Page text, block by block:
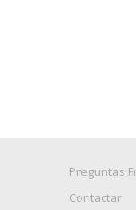
Preguntas
Contactar